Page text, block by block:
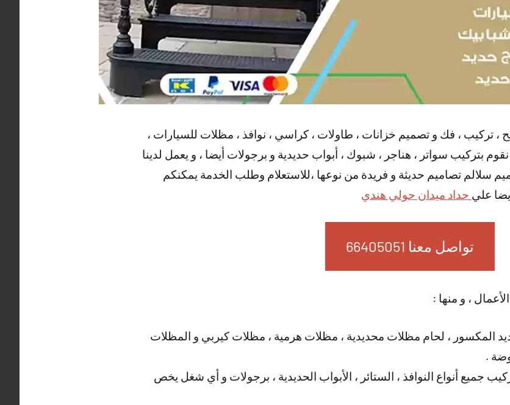
، تركيب ، فك و تصميم خزانات ، طاولات ، كراسي ، نوافذ ، مظلات للسيارات ،
بتركيب سواتر ، هناجر ، شبوك ، أبواب حديدية و برجولات أيضا ، و يعمل لدينا
سلالم تصاميم حديثة و فريدة من نوعها ،للاستعلام وطلب الخدمة يمكنكم
علي حداد ميدان حولي هندي
تواصل معنا 66405051
، و منها :
المكسور ، لحام مظلات محديدية ، مظلات هرمية ، مظلات كيربي و المظلات
.
جميع أنواع النوافذ ، الستائر ، الأبواب الحديدية ، برجولات و أي شغل يخص